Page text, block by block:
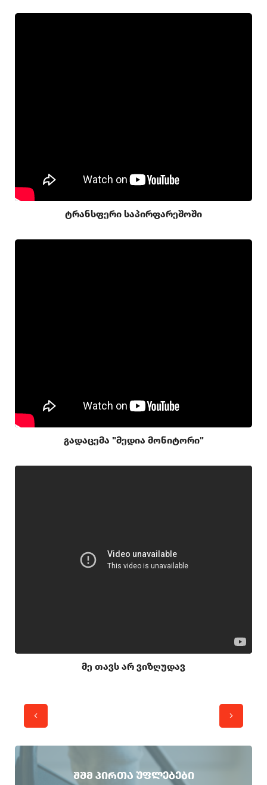
ტრანსფერი საპირფარეშოში
გადაცემა "მედია მონიტორი"
მე თავს არ ვიზღუდავ
ᲨᲨᲛ ᲞᲘᲠᲗᲐ ᲣᲤᲚᲔᲑᲔᲑᲘ